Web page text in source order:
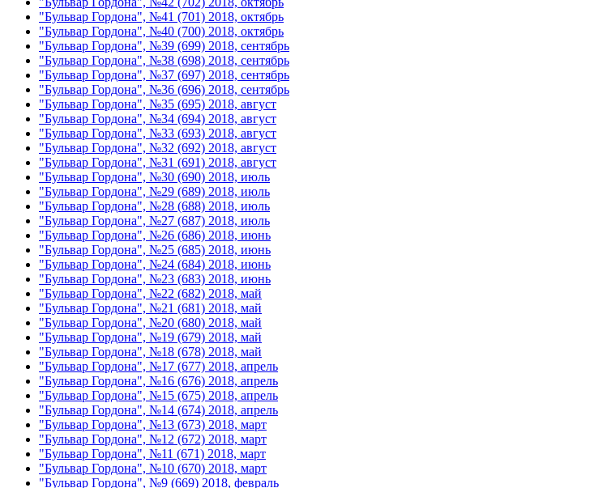
"Бульвар Гордона", №41 (701) 2018, октябрь
"Бульвар Гордона", №40 (700) 2018, октябрь
"Бульвар Гордона", №39 (699) 2018, сентябрь
"Бульвар Гордона", №38 (698) 2018, сентябрь
"Бульвар Гордона", №37 (697) 2018, сентябрь
"Бульвар Гордона", №36 (696) 2018, сентябрь
"Бульвар Гордона", №35 (695) 2018, август
"Бульвар Гордона", №34 (694) 2018, август
"Бульвар Гордона", №33 (693) 2018, август
"Бульвар Гордона", №32 (692) 2018, август
"Бульвар Гордона", №31 (691) 2018, август
"Бульвар Гордона", №30 (690) 2018, июль
"Бульвар Гордона", №29 (689) 2018, июль
"Бульвар Гордона", №28 (688) 2018, июль
"Бульвар Гордона", №27 (687) 2018, июль
"Бульвар Гордона", №26 (686) 2018, июнь
"Бульвар Гордона", №25 (685) 2018, июнь
"Бульвар Гордона", №24 (684) 2018, июнь
"Бульвар Гордона", №23 (683) 2018, июнь
"Бульвар Гордона", №22 (682) 2018, май
"Бульвар Гордона", №21 (681) 2018, май
"Бульвар Гордона", №20 (680) 2018, май
"Бульвар Гордона", №19 (679) 2018, май
"Бульвар Гордона", №18 (678) 2018, май
"Бульвар Гордона", №17 (677) 2018, апрель
"Бульвар Гордона", №16 (676) 2018, апрель
"Бульвар Гордона", №15 (675) 2018, апрель
"Бульвар Гордона", №14 (674) 2018, апрель
"Бульвар Гордона", №13 (673) 2018, март
"Бульвар Гордона", №12 (672) 2018, март
"Бульвар Гордона", №11 (671) 2018, март
"Бульвар Гордона", №10 (670) 2018, март
"Бульвар Гордона", №9 (669) 2018, февраль